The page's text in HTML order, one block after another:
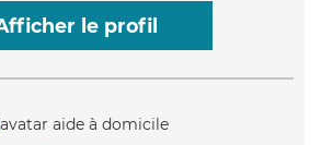
le profil